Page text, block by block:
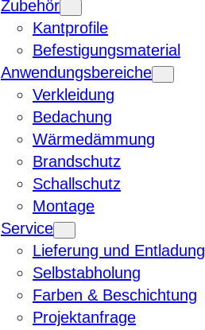
Zubehör
Kantprofile
Befestigungsmaterial
Anwendungsbereiche
Verkleidung
Bedachung
Wärmedämmung
Brandschutz
Schallschutz
Montage
Service
Lieferung und Entladung
Selbstabholung
Farben & Beschichtung
Projektanfrage